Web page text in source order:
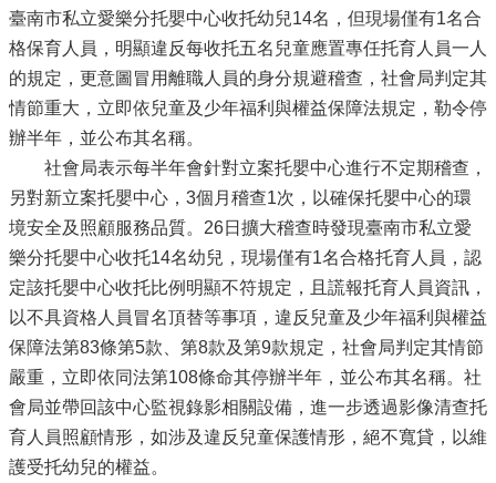
臺南市私立愛樂分托嬰中心收托幼兒14名，但現場僅有1名合
格保育人員，明顯違反每收托五名兒童應置專任托育人員一人
的規定，更意圖冒用離職人員的身分規避稽查，社會局判定其
情節重大，立即依兒童及少年福利與權益保障法規定，勒令停
辦半年，並公布其名稱。
社會局表示每半年會針對立案托嬰中心進行不定期稽查，
另對新立案托嬰中心，3個月稽查1次，以確保托嬰中心的環
境安全及照顧服務品質。26日擴大稽查時發現臺南市私立愛
樂分托嬰中心收托14名幼兒，現場僅有1名合格托育人員，認
定該托嬰中心收托比例明顯不符規定，且謊報托育人員資訊，
以不具資格人員冒名頂替等事項，違反兒童及少年福利與權益
保障法第83條第5款、第8款及第9款規定，社會局判定其情節
嚴重，立即依同法第108條命其停辦半年，並公布其名稱。社
會局並帶回該中心監視錄影相關設備，進一步透過影像清查托
育人員照顧情形，如涉及違反兒童保護情形，絕不寬貸，以維
護受托幼兒的權益。